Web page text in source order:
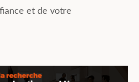
et de votre